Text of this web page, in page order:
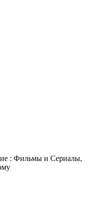
: Фильмы и Сериалы,